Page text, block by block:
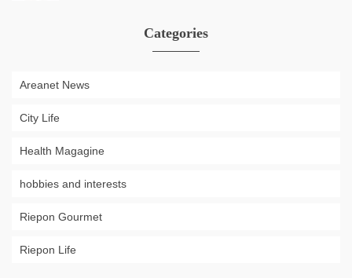
Categories
Areanet News
City Life
Health Magagine
hobbies and interests
Riepon Gourmet
Riepon Life